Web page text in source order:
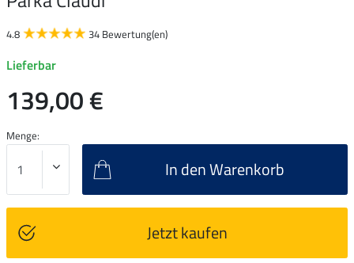
4.8 34 Bewertung(en)
Lieferbar
139,00 €
Menge:
In den Warenkorb
Jetzt kaufen